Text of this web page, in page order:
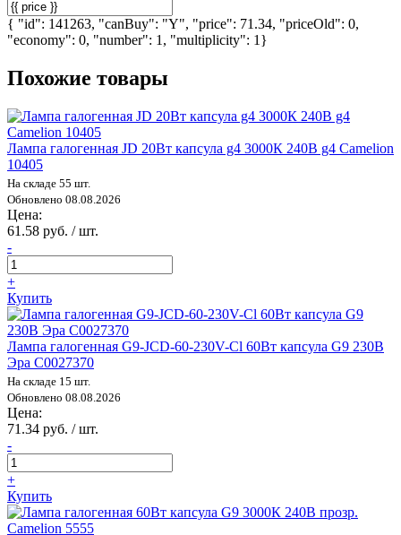
{ "id": 141263, "canBuy": "Y", "price": 71.34, "priceOld": 0,
"economy": 0, "number": 1, "multiplicity": 1}
Похожие товары
Лампа галогенная JD 20Вт капсула g4 3000К 240В g4 Camelion
10405
На складе 55 шт.
Обновлено 08.08.2026
Цена:
61.58 руб. / шт.
-
+
Купить
Лампа галогенная G9-JCD-60-230V-Cl 60Вт капсула G9 230В
Эра C0027370
На складе 15 шт.
Обновлено 08.08.2026
Цена:
71.34 руб. / шт.
-
+
Купить